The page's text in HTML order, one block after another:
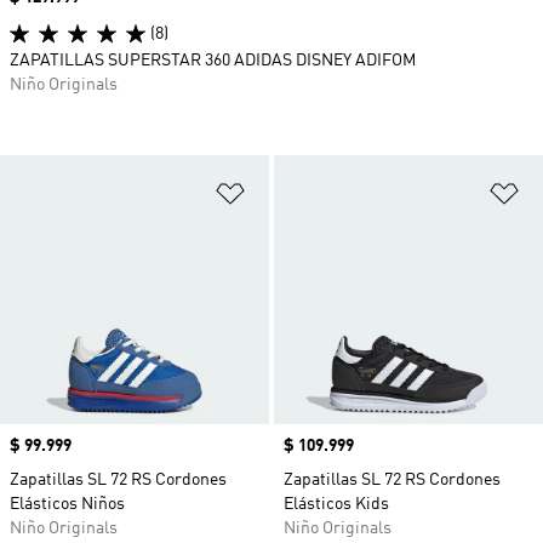
Precio
$ 99.999
Zapatillas SL 72 RS Cordones
Elásticos Niños
Niño Originals
Precio
$ 109.999
Zapatillas SL 72 RS Cordones
Elásticos Kids
Niño Originals
(8)
ZAPATILLAS SUPERSTAR 360 ADIDAS DISNEY ADIFOM
Niño Originals